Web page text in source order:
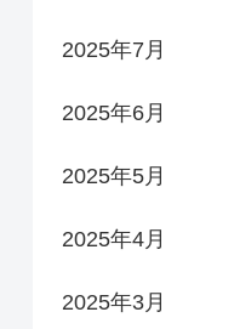
2025年7月
2025年6月
2025年5月
2025年4月
2025年3月